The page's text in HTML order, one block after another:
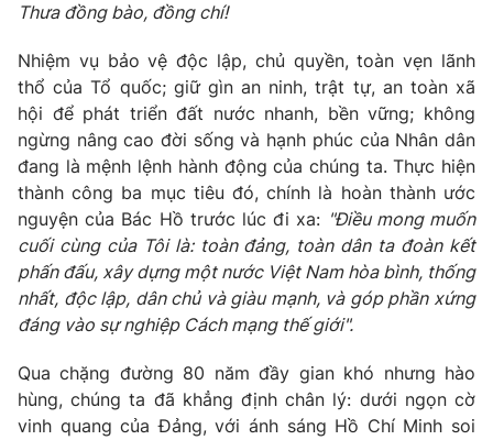
Thưađồng bào, đồng chí!
Nhiệm vụ bảo vệ độc lập, chủ quyền, toàn vẹn lãnh
thổ của Tổ quốc; giữ gìn an ninh, trật tự, an toàn xã
hội để phát triển đất nước nhanh, bền vững; không
ngừng nâng cao đời sống và hạnh phúc của Nhân dân
đang là mệnh lệnh hành động của chúng ta. Thực hiện
thành công ba mục tiêu đó, chính là hoàn thành ước
nguyện của Bác Hồ trước lúc đi xa: "Điều mong muốn
cuối cùng của Tôi là: toàn đảng, toàn dân ta đoàn kết
phấn đấu, xây dựng một nước Việt Nam hòa bình, thống
nhất, độc lập, dân chủ và giàu mạnh, và góp phần xứng
đáng vào sự nghiệp Cách mạng thế giới".
Qua chặng đường 80 năm đầy gian khó nhưng hào
hùng, chúng ta đã khẳng định chân lý: dưới ngọn cờ
vinh quang của Đảng, với ánh sáng Hồ Chí Minh soi